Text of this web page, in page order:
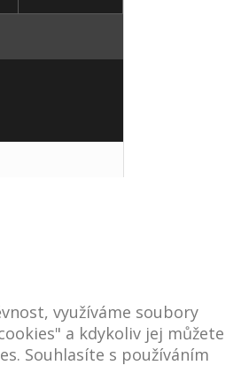
využíváme soubory
a kdykoliv jej můžete
Souhlasíte s používáním